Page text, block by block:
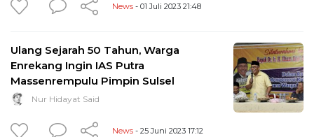
News - 01 Juli 2023 21:48
Ulang Sejarah 50 Tahun, Warga
Enrekang Ingin IAS Putra
Massenrempulu Pimpin Sulsel
Nur Hidayat Said
News - 25 Juni 2023 17:12